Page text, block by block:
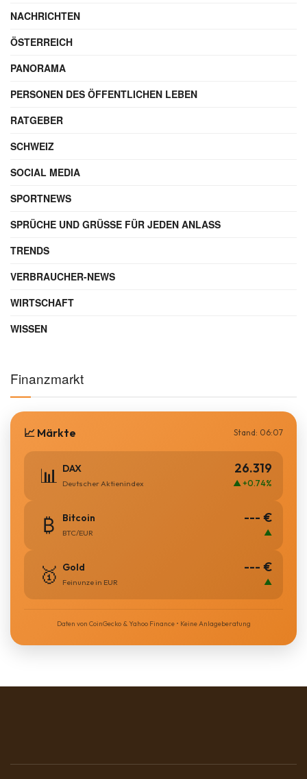
NACHRICHTEN
ÖSTERREICH
PANORAMA
PERSONEN DES ÖFFENTLICHEN LEBEN
RATGEBER
SCHWEIZ
SOCIAL MEDIA
SPORTNEWS
SPRÜCHE UND GRÜSSE FÜR JEDEN ANLASS
TRENDS
VERBRAUCHER-NEWS
WIRTSCHAFT
WISSEN
Finanzmarkt
📈 Märkte Stand: 06:07
📊 DAX
Deutscher Aktienindex
26.319
▲ +0.74%
₿ Bitcoin
BTC/EUR
--- €
▲
🥇 Gold
Feinunze in EUR
--- €
▲
Daten von CoinGecko & Yahoo Finance • Keine Anlageberatung